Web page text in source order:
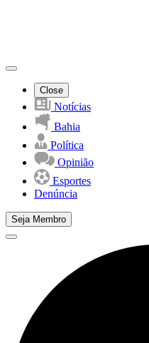
Close
Notícias
Bahia
Política
Opinião
Esportes
Denúncia
Seja Membro